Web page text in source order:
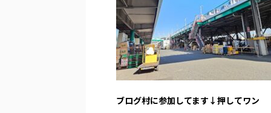
ブログ村に参加してます↓押してワン